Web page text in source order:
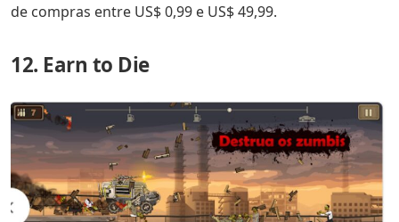
de compras entre US$ 0,99 e US$ 49,99.
12. Earn to Die